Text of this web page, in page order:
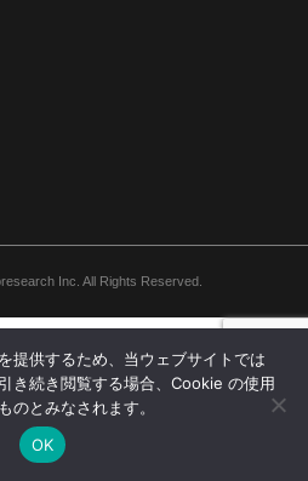
Inc. All Rights Reserved.
提供するため、当ウェブサイトでは
き続き閲覧する場合、Cookie の使用
のとみなされます。
OK